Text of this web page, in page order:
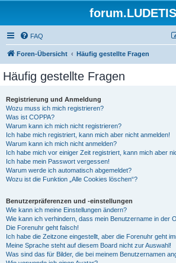
forum.LUDETIS
FAQ
Foren-Übersicht Häufig gestellte Fragen
Häufig gestellte Fragen
Registrierung und Anmeldung
Wozu muss ich mich registrieren?
Was ist COPPA?
Warum kann ich mich nicht registrieren?
Ich habe mich registriert, kann mich aber nicht anmelden!
Warum kann ich mich nicht anmelden?
Ich habe mich vor einiger Zeit registriert, kann mich aber
Ich habe mein Passwort vergessen!
Warum werde ich automatisch abgemeldet?
Wozu ist die Funktion „Alle Cookies löschen“?
Benutzerpräferenzen und -einstellungen
Wie kann ich meine Einstellungen ändern?
Wie kann ich verhindern, dass mein Benutzername in der
Die Forenuhr geht falsch!
Ich habe die Zeitzone eingestellt, aber die Forenuhr geht
Meine Sprache steht auf diesem Board nicht zur Auswahl!
Was sind das für Bilder, die bei meinem Benutzernamen